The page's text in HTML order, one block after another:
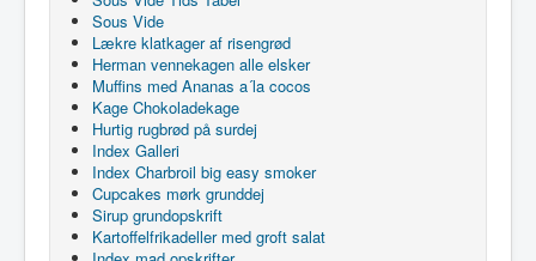
Sous Vide
Lækre klatkager af risengrød
Herman vennekagen alle elsker
Muffins med Ananas a´la cocos
Kage Chokoladekage
Hurtig rugbrød på surdej
Index Galleri
Index Charbroil big easy smoker
Cupcakes mørk grunddej
Sirup grundopskrift
Kartoffelfrikadeller med groft salat